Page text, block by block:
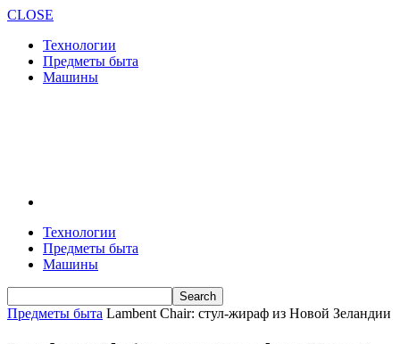
CLOSE
Технологии
Предметы быта
Машины
Технологии
Предметы быта
Машины
Предметы быта Lambent Chair: стул-жираф из Новой Зеландии